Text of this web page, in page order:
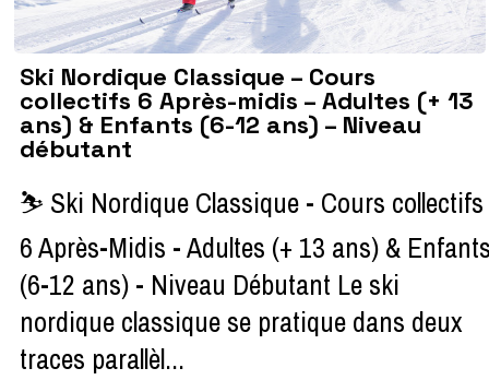
Ski Nordique Classique – Cours
collectifs 6 Après-midis – Adultes (+ 13
ans) & Enfants (6-12 ans) – Niveau
débutant
⛷ Ski Nordique Classique - Cours collectifs
6 Après-Midis - Adultes (+ 13 ans) &
(6-12 ans) - Niveau Débutant Le ski
nordique classique se pratique dans deux
traces parallèl...